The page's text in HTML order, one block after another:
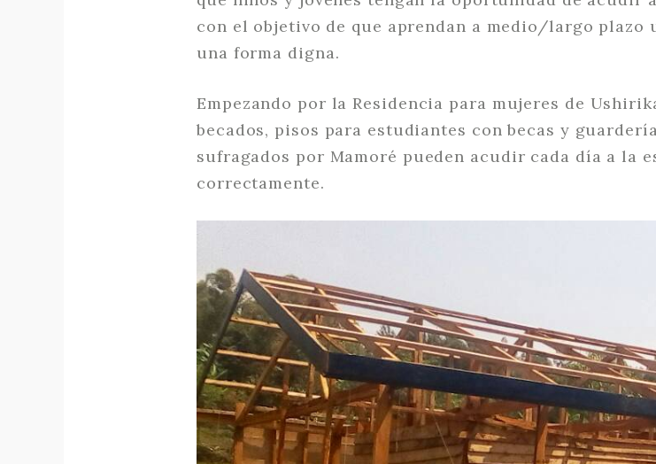
con el objetivo de que aprendan a medio/largo plazo
una forma digna.
Empezando por la Residencia para mujeres de
becados, pisos para estudiantes con becas y
sufragados por Mamoré pueden acudir cada día a la
correctamente.